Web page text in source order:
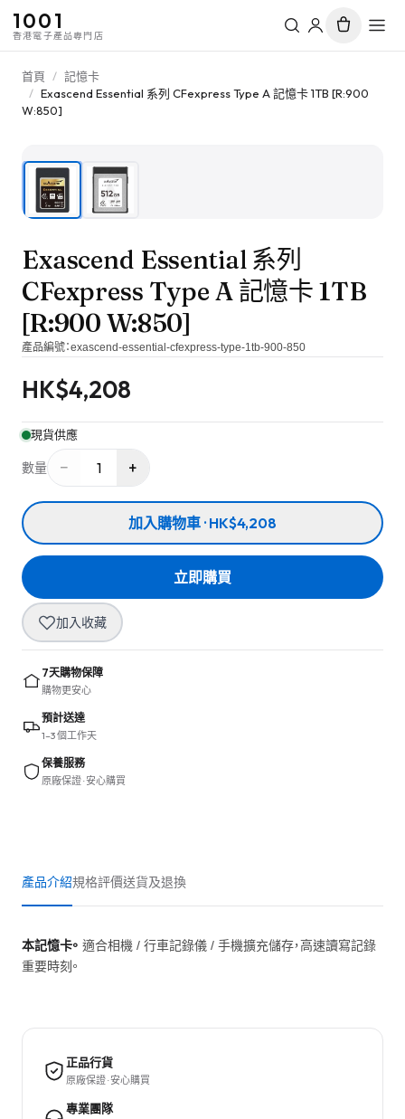
1001
香港電子產品專門店
首頁 / 記憶卡
/ Exascend Essential 系列 CFexpress Type A 記憶卡 1TB [R:900
W:850]
Exascend Essential 系列
CFexpress Type A 記憶卡 1TB
[R:900 W:850]
產品編號：exascend-essential-cfexpress-type-1tb-900-850
HK$4,208
現貨供應
數量 − 1 +
加入購物車 · HK$4,208
立即購買
加入收藏
7天購物保障
購物更安心
預計送達
1–3 個工作天
保養服務
原廠保證 · 安心購買
產品介紹規格評價送貨及退換
本記憶卡。 適合相機 / 行車記錄儀 / 手機擴充儲存，高速讀寫記錄
重要時刻。
正品行貨
原廠保證 · 安心購買
專業團隊